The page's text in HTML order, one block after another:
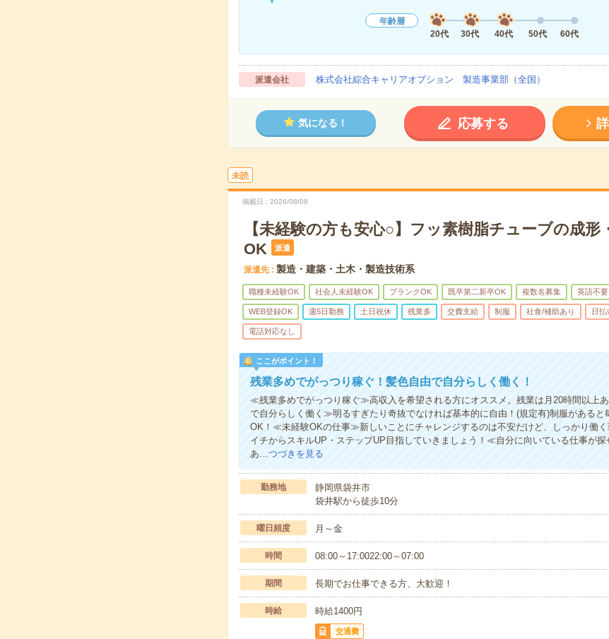
年齢層
20代
30代 40代 50代 60代
派遣会社 株式会社綜合キャリアオプション 製造事業部（全国）
気になる！ 応募する
未読
掲載日 2026/08/08
【未経験の方も安心○】フッ素樹脂チューブの成形
OK
派遣
派遣先 製造・建築・土木・製造技術系
職種未経験OK 社会人未経験OK ブランクOK 既卒第二新卒OK 複数名募集 英語不要
WEB登録OK 週5日勤務 土日祝休 残業多 交費支給 制服 社食/補助あり 日払
電話対応なし
ここがポイント！
残業多めでがっつり稼ぐ！髪色自由で自分らしく働く！
≪残業多めでがっつり稼ぐ≫高収入を希望される方にオススメ。残業は月20時間以上
で自分らしく働く≫明るすぎたり奇抜でなければ基本的に自由！(規定有)制服があると
OK！≪未経験OKの仕事≫新しいことにチャレンジするのは不安だけど、しっかり働く
イチからスキルUP・ステップUP目指していきましょう！≪自分に向いている仕事が
あ…つづきを見る
勤務地
静岡県袋井市
袋井駅から徒歩10分
曜日頻度 月～金
時間 08:00～17:0022:00～07:00
期間 長期でお仕事できる方、大歓迎！
時給 時給1400円
交通費